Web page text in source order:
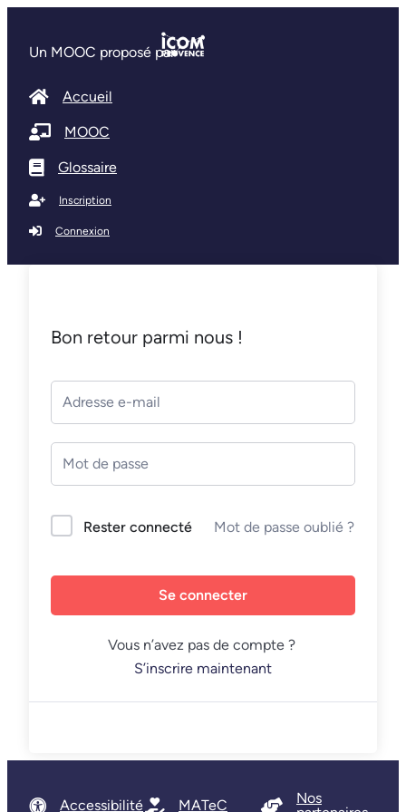
Un MOOC proposé par
Accueil
MOOC
Glossaire
Inscription
Connexion
Bon retour parmi nous !
Rester connecté Mot de passe oublié ?
Se connecter
Vous n’avez pas de compte ?
S’inscrire maintenant
Accessibilité MATeC
Nos